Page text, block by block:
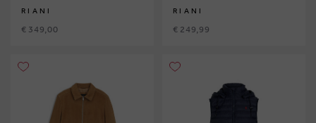
RIANI
€ 349,00
RIANI
€ 249,99